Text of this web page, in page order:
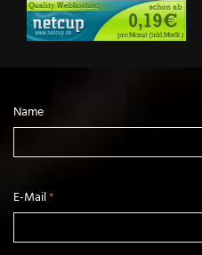
Name
E-Mail*